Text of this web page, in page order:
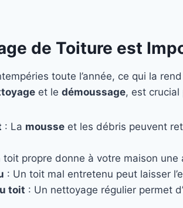
de Toiture est
toute l’année, ce qui la
et le démoussage, est crucial
: La mousse et les débris peuvent
toit propre donne à votre maison
: Un toit mal entretenu peut laisser
toit : Un nettoyage régulier permet